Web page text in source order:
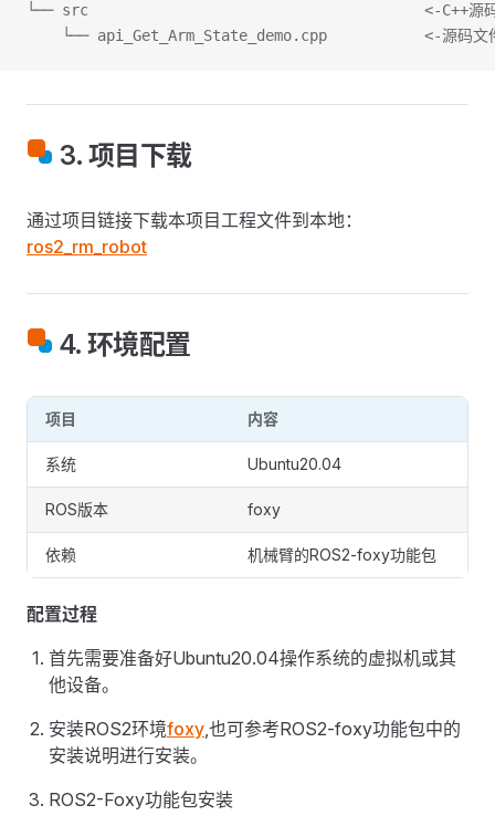
└── src                                      <-C++源码
└── api_Get_Arm_State_demo.cpp           <-源码文
3. 项目下载
通过项目链接下载本项目工程文件到本地：
ros2_rm_robot
4. 环境配置
项目 内容
系统 Ubuntu20.04
ROS版本 foxy
依赖 机械臂的ROS2-foxy功能包
配置过程
首先需要准备好Ubuntu20.04操作系统的虚拟机或其
他设备。
安装ROS2环境foxy,也可参考ROS2-foxy功能包中的
安装说明进行安装。
ROS2-Foxy功能包安装